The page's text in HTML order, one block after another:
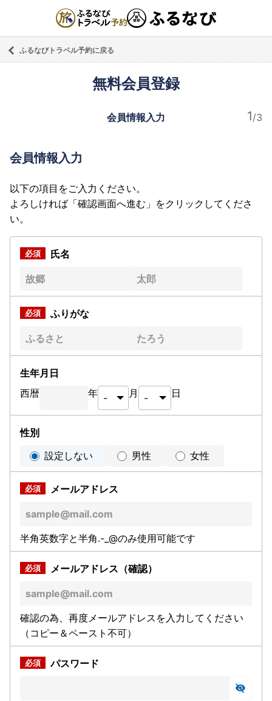
ふるなびトラベル予約に戻る
無料会員登録
会員情報入力
会員情報入力
以下の項目をご入力ください。
よろしければ「確認画面へ進む」をクリックしてくださ
い。
氏名
ふりがな
生年月日
西暦
年 月 日
性別
設定しない
男性 女性
メールアドレス
半角英数字と半角.-_@のみ使用可能です
メールアドレス（確認）
確認の為、再度メールアドレスを入力してください
（コピー＆ペースト不可）
パスワード